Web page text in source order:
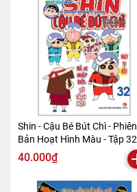
Shin - Cậu Bé Bút Chì - Phiên
Bản Hoạt Hình Màu - Tập 32
(Tái Bản 2019)
40.000₫